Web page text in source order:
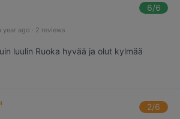
6/6
year ago · 2 reviews
luulin Ruoka hyvää ja olut kylmää
2/6